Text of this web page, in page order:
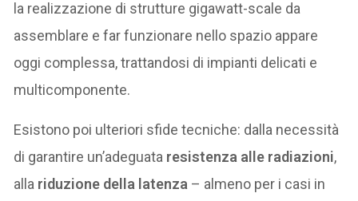
la realizzazione di strutture gigawatt-scale da
assemblare e far funzionare nello spazio appare
oggi complessa, trattandosi di impianti delicati e
multicomponente.
Esistono poi ulteriori sfide tecniche: dalla necessità
di garantire un’adeguata resistenza alle radiazioni,
alla riduzione della latenza – almeno per i casi in